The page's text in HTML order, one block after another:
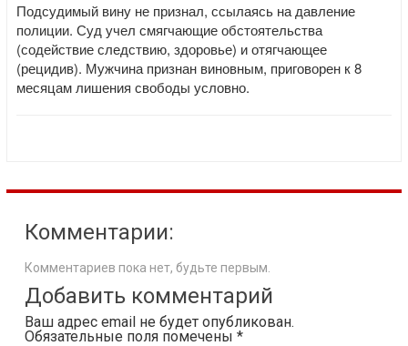
Подсудимый вину не признал, ссылаясь на давление
полиции. Суд учел смягчающие обстоятельства
(содействие следствию, здоровье) и отягчающее
(рецидив). Мужчина признан виновным, приговорен к 8
месяцам лишения свободы условно.
Комментарии:
Комментариев пока нет, будьте первым.
Добавить комментарий
Ваш адрес email не будет опубликован.
Обязательные поля помечены *